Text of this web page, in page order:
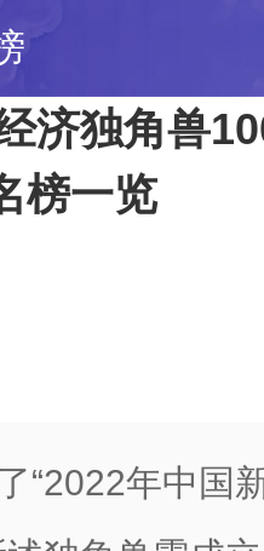
济独角兽
榜一览
“2022年中国